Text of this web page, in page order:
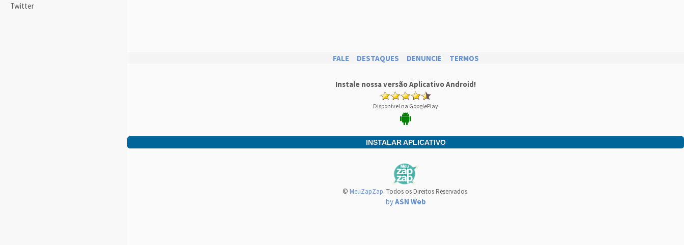
Twitter
FALE DESTAQUES DENUNCIE TERMOS
Instale nossa versão Aplicativo Android!
Disponível na GooglePlay
INSTALAR APLICATIVO
© MeuZapZap. Todos os Direitos Reservados.
byASN Web